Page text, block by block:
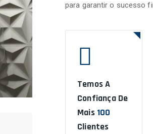
para garantir o sucesso
Temos A
Confiança De
Mais 100
Clientes